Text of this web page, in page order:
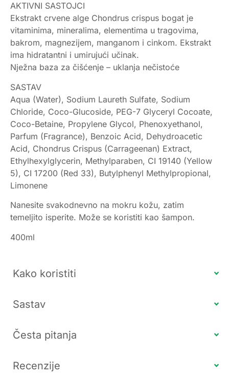
AKTIVNI SASTOJCI
Ekstrakt crvene alge Chondrus crispus bogat je
vitaminima, mineralima, elementima u tragovima,
bakrom, magnezijem, manganom i cinkom. Ekstrakt
ima hidratantni i umirujući učinak.
Nježna baza za čišćenje – uklanja nečistoće
SASTAV
Aqua (Water), Sodium Laureth Sulfate, Sodium
Chloride, Coco-Glucoside, PEG-7 Glyceryl Cocoate,
Coco-Betaine, Propylene Glycol, Phenoxyethanol,
Parfum (Fragrance), Benzoic Acid, Dehydroacetic
Acid, Chondrus Crispus (Carrageenan) Extract,
Ethylhexylglycerin, Methylparaben, CI 19140 (Yellow
5), CI 17200 (Red 33), Butylphenyl Methylpropional,
Limonene
Nanesite svakodnevno na mokru kožu, zatim
temeljito isperite. Može se koristiti kao šampon.
400ml
Kako koristiti
Sastav
Česta pitanja
Recenzije